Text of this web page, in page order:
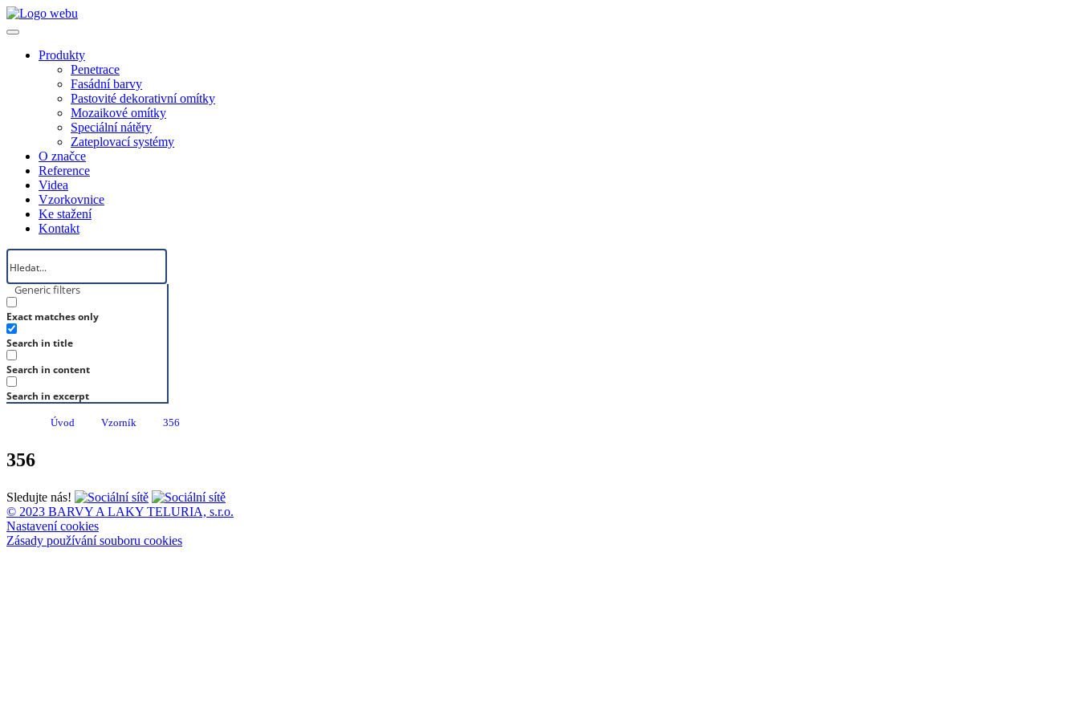
Produkty
Penetrace
Fasádní barvy
Pastovité dekorativní omítky
Mozaikové omítky
Speciální nátěry
Zateplovací systémy
O značce
Reference
Videa
Vzorkovnice
Ke stažení
Kontakt
Generic filters
Exact matches only
Search in title
Search in content
Search in excerpt
Úvod Vzorník 356
356
Sledujte nás!
© 2023 BARVY A LAKY TELURIA, s.r.o.
Nastavení cookies
Zásady používání souboru cookies